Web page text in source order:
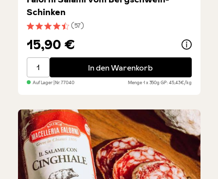
Durchschnittliche Bewertung von 4.5 von 5 Sternen
(57)
Schinken
15,90 €
Falorni Salami vom Bergschwein-Schinken
In den Warenkorb
Auf Lager| Nr.77040 Menge1 x 350gGP: 45,43€/kg